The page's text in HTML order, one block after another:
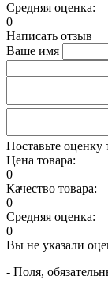
Средняя оценка:
0
Написать отзыв
Ваше имя
Поставьте оценку
Цена товара:
0
Качество товара:
0
Средняя оценка:
0
Вы не указали
- Поля,